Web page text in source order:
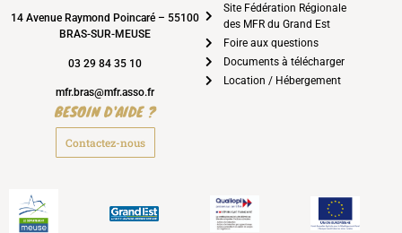
14 Avenue Raymond Poincaré – 55100
BRAS-SUR-MEUSE
03 29 84 35 10
mfr.bras@mfr.asso.fr
BESOIN D'AIDE ?
Contactez-nous
Site Fédération Régionale
des MFR du Grand Est
Foire aux questions
Documents à télécharger
Location / Hébergement